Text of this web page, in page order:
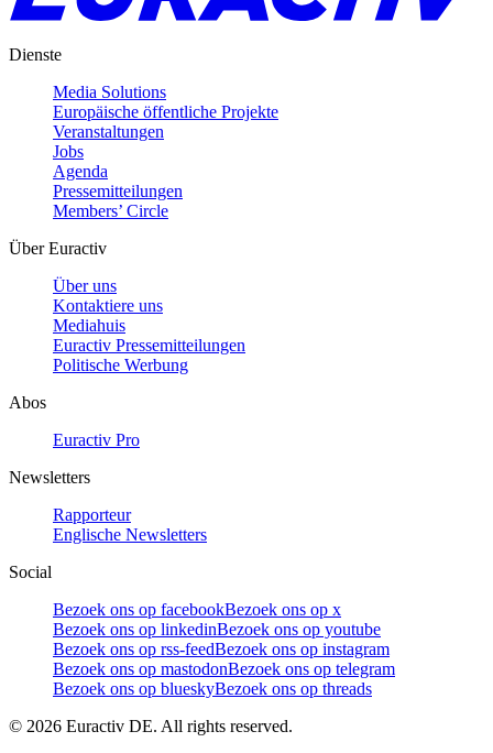
Dienste
Media Solutions
Europäische öffentliche Projekte
Veranstaltungen
Jobs
Agenda
Pressemitteilungen
Members’ Circle
Über Euractiv
Über uns
Kontaktiere uns
Mediahuis
Euractiv Pressemitteilungen
Politische Werbung
Abos
Euractiv Pro
Newsletters
Rapporteur
Englische Newsletters
Social
Bezoek ons op facebookBezoek ons op x
Bezoek ons op linkedinBezoek ons op youtube
Bezoek ons op rss-feedBezoek ons op instagram
Bezoek ons op mastodonBezoek ons op telegram
Bezoek ons op blueskyBezoek ons op threads
© 2026 Euractiv DE. All rights reserved.